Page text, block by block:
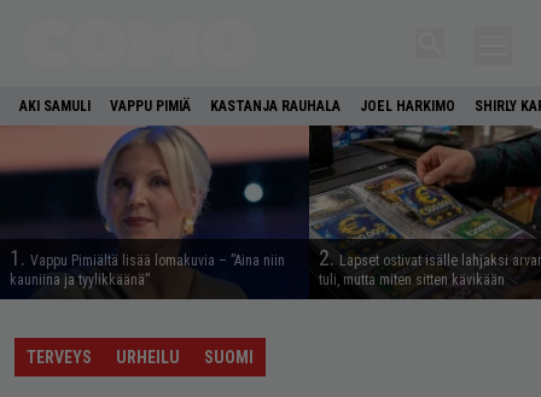
AKI SAMULI VAPPU PIMIÄ KASTANJA RAUHALA JOEL HARKIMO SHIRLY
1. Vappu Pimiältä lisää lomakuvia – ”Aina niin
kauniina ja tyylikkäänä”
2. Lapset ostivat isälle lahjaksi
tuli, mutta miten sitten kävikään
TERVEYS URHEILU SUOMI